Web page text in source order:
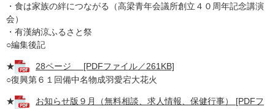
・食は家族の絆につながる（高梁青年会議所創立４０周年記念講演
会）
・有漢納涼ふるさと祭
○編集後記
★
28ページ [PDFファイル／261KB]
○復興第６１回備中名物成羽愛宕大花火
★
お知らせ版９月（無料相談、求人情報、保健行事） [PDFフ